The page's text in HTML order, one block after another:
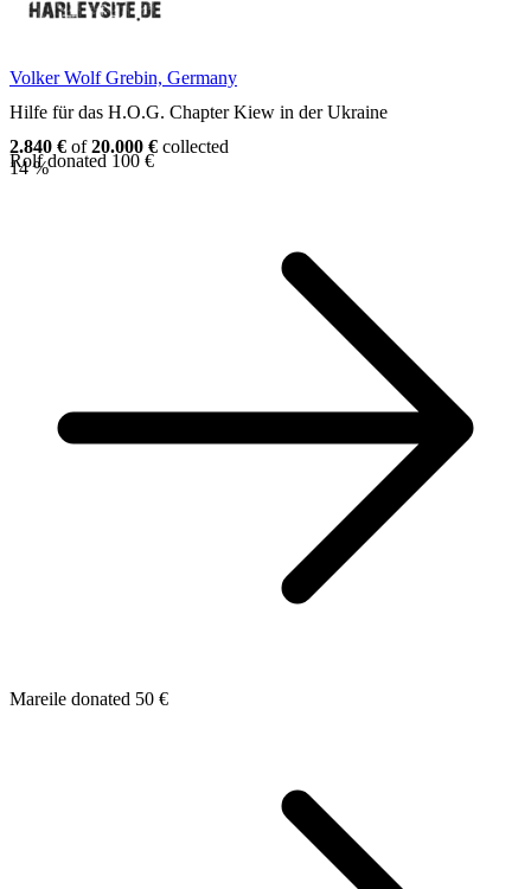
Volker Wolf Grebin, Germany
Hilfe für das H.O.G. Chapter Kiew in der Ukraine
2.840 € of20.000 € collected
14 %
Rolf donated 100 €
Mareile donated 50 €